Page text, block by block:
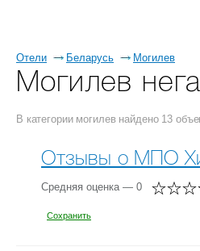
Отели Беларусь Могилев
Могилев
В категории могилев найдено 13
Отзывы о МПО
Средняя оценка — 0
Сохранить